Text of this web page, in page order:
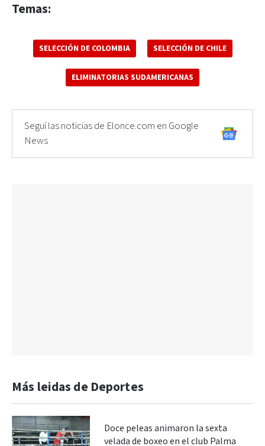
Temas:
SELECCIÓN DE COLOMBIA SELECCIÓN DE CHILE
ELIMINATORIAS SUDAMERICANAS
Seguí las noticias de Elonce.com en Google
News
Más leidas de Deportes
Doce peleas animaron la sexta
velada de boxeo en el club Palma